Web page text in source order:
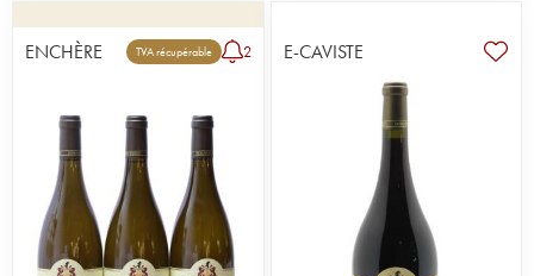
ENCHÈRE TVA récupérable 2 E-CAVISTE